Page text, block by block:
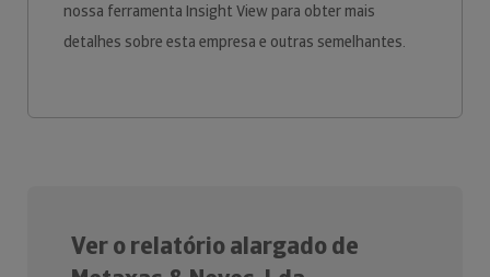
nossa ferramenta Insight View para obter mais
detalhes sobre esta empresa e outras semelhantes.
Ver o relatório alargado de